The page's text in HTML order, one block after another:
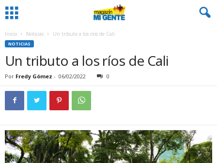
Inicio Noticias Un tributo a los ríos de Cali
NOTICIAS
Un tributo a los ríos de Cali
Por Fredy Gómez - 06/02/2022 0